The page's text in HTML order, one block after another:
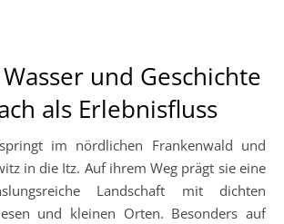
und Geschichte
als Erlebnisfluss
im nördlichen Frankenwald und
in die Itz. Auf ihrem Weg prägt sie eine
Landschaft mit dichten
und kleinen Orten. Besonders auf